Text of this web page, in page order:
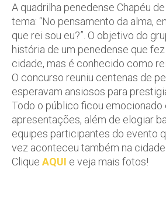
A quadrilha penedense Chapéu
tema: “No pensamento da alma,
que rei sou eu?”. O objetivo do
história de um penedense que
cidade, mas é conhecido como
O concurso reuniu centenas de
esperavam ansiosos para
Todo o público ficou emocionado
apresentações, além de elogiar
equipes participantes do evento
vez aconteceu também na cidade
Clique AQUI e veja mais fotos!